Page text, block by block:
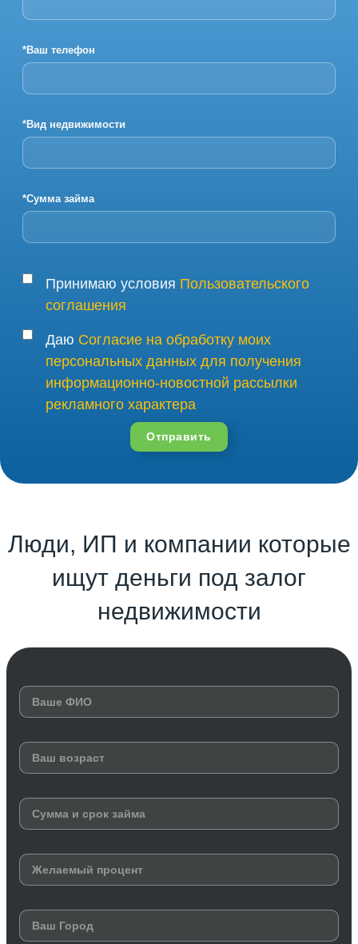
*Ваш телефон
*Вид недвижимости
*Сумма займа
Принимаю условия Пользовательского
соглашения
Даю Согласие на обработку моих
персональных данных для получения
информационно-новостной рассылки
рекламного характера
Отправить
Люди, ИП и компании которые
ищут деньги под залог
недвижимости